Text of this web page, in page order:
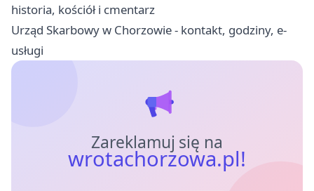
historia, kościół i cmentarz
Urząd Skarbowy w Chorzowie - kontakt, godziny, e-
usługi
Zareklamuj się na
wrotachorzowa.pl!